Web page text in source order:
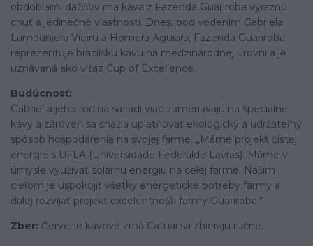
obdobiami dažďov má káva z Fazenda Guariroba výraznú
chuť a jedinečné vlastnosti. Dnes, pod vedením Gabriela
Lamouniera Vieiru a Homera Aguiara, Fazenda Guariroba
reprezentuje brazílsku kávu na medzinárodnej úrovni a je
uznávaná ako víťaz Cup of Excellence.
Budúcnosť:
Gabriel a jeho rodina sa radi viac zameriavajú na špeciálne
kávy a zároveň sa snažia uplatňovať ekologický a udržateľný
spôsob hospodárenia na svojej farme. „Máme projekt čistej
energie s UFLA (Universidade Federalde Lavras). Máme v
úmysle využívať solárnu energiu na celej farme. Naším
cieľom je uspokojiť všetky energetické potreby farmy a
ďalej rozvíjať projekt excelentnosti farmy Guariroba.“
Zber: Červené kávové zrná Catuai sa zbierajú ručne.